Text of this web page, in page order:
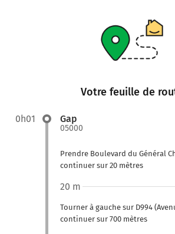
Votre feuille de
0h01 Gap
05000
Prendre Boulevard du Général
continuer sur 20 mètres
Tourner à gauche sur D994
continuer sur 700 mètres
20 m